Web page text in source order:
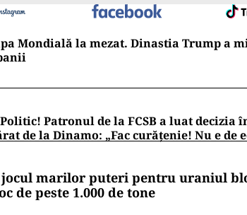
Mondială la mezat. Dinastia Trump a
Patronul de la FCSB a luat decizia
de la Dinamo: „Fac curățenie! Nu e de
marilor puteri pentru uraniul
de peste 1.000 de tone